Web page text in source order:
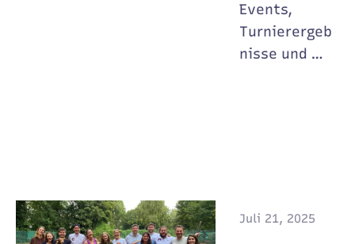
Events,
Turnierergeb
nisse und …
Juli 21, 2025